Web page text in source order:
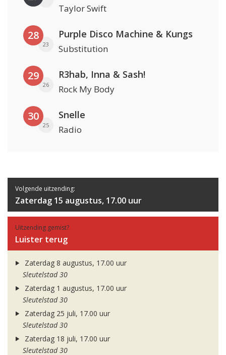
Taylor Swift
28
23
Purple Disco Machine & Kungs
Substitution
29
26
R3hab, Inna & Sash!
Rock My Body
30
25
Snelle
Radio
Volgende uitzending:
Zaterdag 15 augustus, 17.00 uur
Uitzending gemist?
Luister terug
Zaterdag 8 augustus, 17.00 uur
Sleutelstad 30
Zaterdag 1 augustus, 17.00 uur
Sleutelstad 30
Zaterdag 25 juli, 17.00 uur
Sleutelstad 30
Zaterdag 18 juli, 17.00 uur
Sleutelstad 30